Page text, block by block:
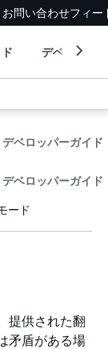
お問い合わせフィー
デベロッパ
デベロッパーガイド
デベロッパーガイド
ード
提供された翻
矛盾がある場